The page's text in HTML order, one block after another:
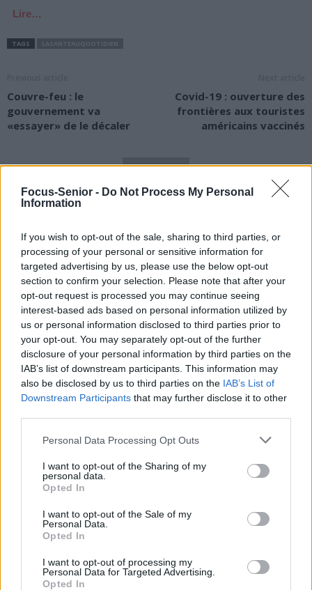
Focus-Senior - Do Not Process My Personal
Information
If you wish to opt-out of the sale, sharing to third parties, or
processing of your personal or sensitive information for
targeted advertising by us, please use the below opt-out
section to confirm your selection. Please note that after your
opt-out request is processed you may continue seeing
interest-based ads based on personal information utilized by
us or personal information disclosed to third parties prior to
your opt-out. You may separately opt-out of the further
disclosure of your personal information by third parties on the
IAB’s list of downstream participants. This information may
also be disclosed by us to third parties on the IAB’s List of
Downstream Participants that may further disclose it to other
Personal Data Processing Opt Outs
I want to opt-out of the Sharing of my
personal data.
Opted In
I want to opt-out of the Sale of my
Personal Data.
Opted In
I want to opt-out of processing my
Personal Data for Targeted Advertising.
Opted In
Lire…
TAGS
Couvre-feu : le
gouvernement va
«essayer» de le décaler
Covid-19 : ouverture des
frontières aux touristes
américains vaccinés
news
RELATED ARTICLES MORE FROM AUTHOR
Santé
Sieste après 65 ans : la
clé pour préserver votre
cerveau ou le mettre en
Santé
Ménopause et
problèmes urinaires : le
secret inattendu des
sous-vêtements à
Santé
Ménopause précoce : le
risque accru
d’hypertension à ne pas
Popular Posts
13 août 2018
5 mars 2019